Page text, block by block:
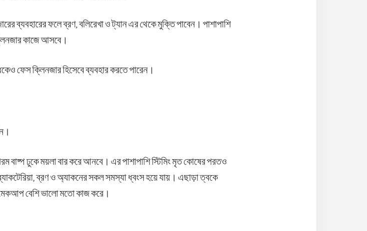
ব্যবহারের ফলে ব্রণ, বলিরেখা ও ট্যান এর থেকে মুক্তি পাবেন। পাশাপাশি
কাজে আসবে।
ফেস ক্লিনজার হিসেবে ব্যবহার করতে পারেন।
বাষ্প ঢুকে ময়লা বার করে আনবে। এর পাশাপাশি স্টিমিং মৃত কোষের পরতও
ব্রণ ও অ্যাকনের সকল সমস্যা ধ্বংস হয়ে যায়। এছাড়া ত্বকে
বেশি ভালো মতো কাজ করে।